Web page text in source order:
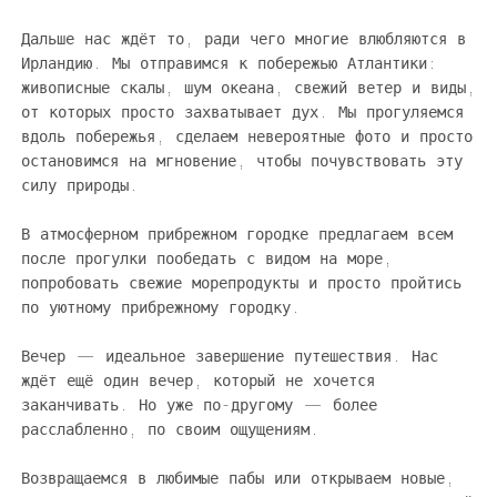
Дальше нас ждёт то, ради чего многие влюбляются в
Ирландию. Мы отправимся к побережью Атлантики:
живописные скалы, шум океана, свежий ветер и виды,
от которых просто захватывает дух. Мы прогуляемся
вдоль побережья, сделаем невероятные фото и просто
остановимся на мгновение, чтобы почувствовать эту
силу природы.
В атмосферном прибрежном городке предлагаем всем
после прогулки пообедать с видом на море,
попробовать свежие морепродукты и просто пройтись
по уютному прибрежному городку.
Вечер — идеальное завершение путешествия. Нас
ждёт ещё один вечер, который не хочется
заканчивать. Но уже по-другому — более
расслабленно, по своим ощущениям.
Возвращаемся в любимые пабы или открываем новые,